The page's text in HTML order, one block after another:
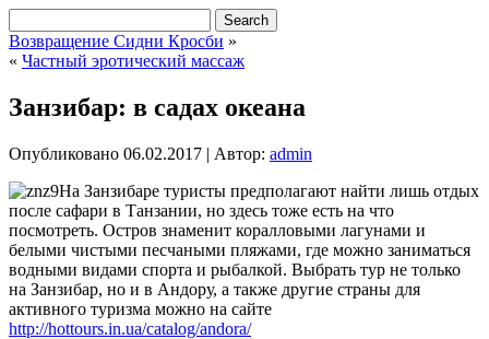
Возвращение Сидни Кросби »
« Частный эротический массаж
Занзибар: в садах океана
Опубликовано 06.02.2017 | Автор: admin
На Занзибаре туристы предполагают найти лишь отдых
после сафари в Танзании, но здесь тоже есть на что
посмотреть. Остров знаменит коралловыми лагунами и
белыми чистыми песчаными пляжами, где можно заниматься
водными видами спорта и рыбалкой. Выбрать тур не только
на Занзибар, но и в Андору, а также другие страны для
активного туризма можно на сайте
http://hottours.in.ua/catalog/andora/